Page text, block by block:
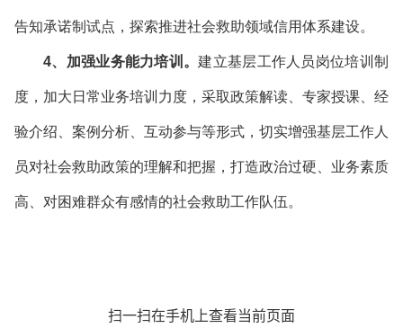
告知承诺制试点，探索推进社会救助领域信用体系建设。
4、加强业务能力培训。建立基层工作人员岗位培训制
度，加大日常业务培训力度，采取政策解读、专家授课、经
验介绍、案例分析、互动参与等形式，切实增强基层工作人
员对社会救助政策的理解和把握，打造政治过硬、业务素质
高、对困难群众有感情的社会救助工作队伍。
扫一扫在手机上查看当前页面